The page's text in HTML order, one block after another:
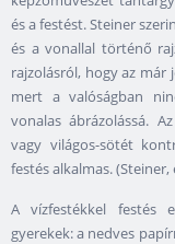
és a festést. Steiner
és a vonallal történő
rajzolásról, hogy az
mert a valóságban
vonalas ábrázolássá.
vagy világos-sötét
festés alkalmas.
A vízfestékkel festés
gyerekek: a nedves